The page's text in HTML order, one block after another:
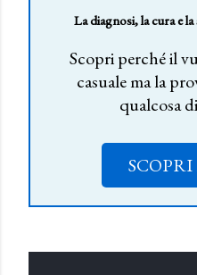
La diagnosi, la cura e
Scopri perché il
casuale ma la
qualcosa